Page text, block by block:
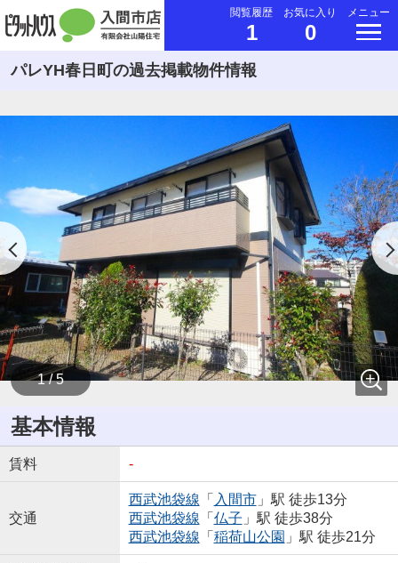
閲覧履歴
1
お気に入り
0
メニュー
パレYH春日町の過去掲載物件情報
1 / 5
基本情報
賃料 -
交通
西武池袋線 「 入間市」駅 徒歩13分
西武池袋線 「 仏子 」駅 徒歩38分
西武池袋線 「 稲荷山公園 」駅 徒歩21分